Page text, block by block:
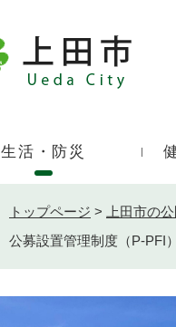
ド
生活・防災
トップページ > 上田市の
公募設置管理制度（P-PFI）